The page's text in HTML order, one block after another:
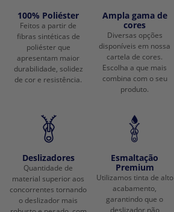
100% Poliéster
Feitos a partir de
fibras sintéticas de
poliéster que
apresentam maior
durabilidade, solidez
de cor e resistência.
Ampla gama de
cores
Diversas opções
disponíveis em nossa
cartela de cores.
Escolha a que mais
combina com o seu
produto.
Deslizadores
Quantidade de
material superior aos
concorrentes tornando
o deslizador mais
Esmaltação
Premium
Utilizamos tinta de alto
acabamento,
garantindo que o
deslizador não